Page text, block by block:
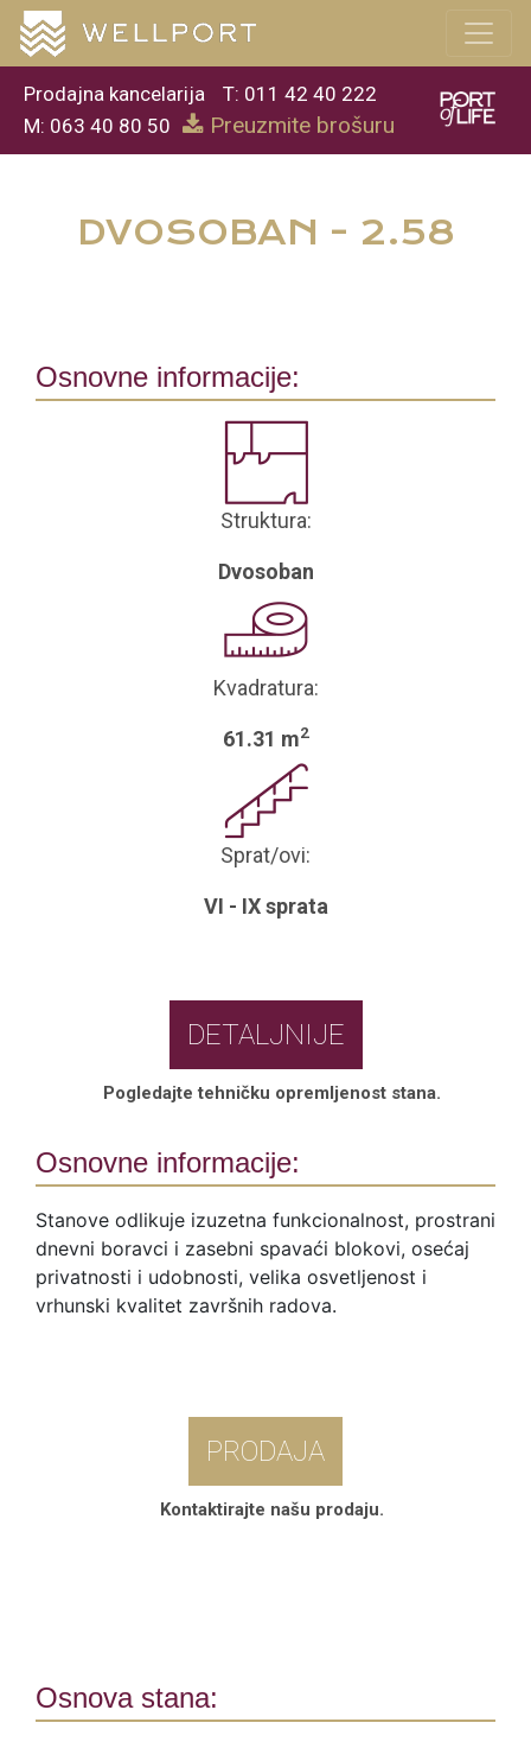
Prodajna kancelarija
T: 011 42 40 222
M: 063 40 80 50
Preuzmite brošuru
DVOSOBAN - 2.58
Osnovne informacije:
Struktura:
Dvosoban
Kvadratura:
61.31 m2
Sprat/ovi:
VI - IX sprata
DETALJNIJE
Pogledajte tehničku opremljenost stana.
Osnovne informacije:
Stanove odlikuje izuzetna funkcionalnost, prostrani
dnevni boravci i zasebni spavaći blokovi, osećaj
privatnosti i udobnosti, velika osvetljenost i
vrhunski kvalitet završnih radova.
PRODAJA
Kontaktirajte našu prodaju.
Osnova stana: